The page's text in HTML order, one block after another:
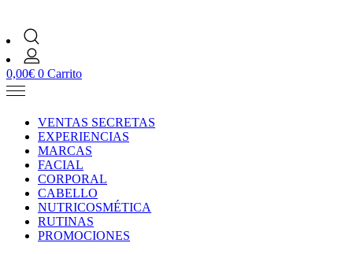
0,00€ 0 Carrito
VENTAS SECRETAS
EXPERIENCIAS
MARCAS
FACIAL
CORPORAL
CABELLO
NUTRICOSMÉTICA
RUTINAS
PROMOCIONES